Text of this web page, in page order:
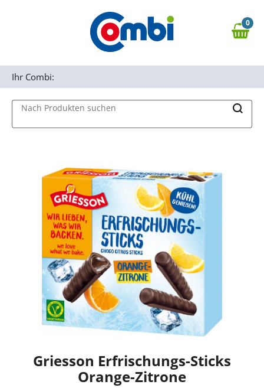
Zur Navigation springen
0,00 €
0
Nach Produkten suchen
Ihr Combi:
Griesson Erfrischungs-Sticks
Orange-Zitrone